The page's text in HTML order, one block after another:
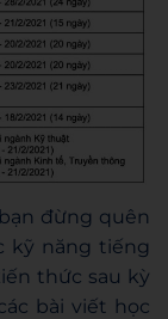
đừng quên
kỹ năng tiếng
thức sau kỳ
bài viết học